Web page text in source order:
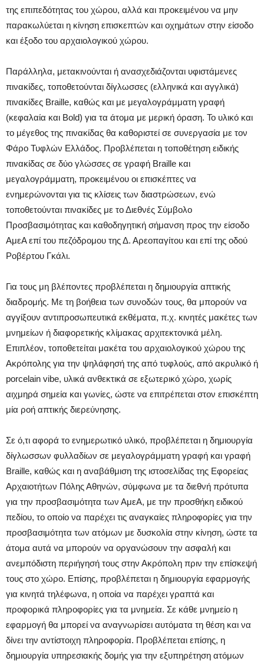
της επιπεδότητας του χώρου, αλλά και προκειμένου να μην
παρακωλύεται η κίνηση επισκεπτών και οχημάτων στην είσοδο
και έξοδο του αρχαιολογικού χώρου.
Παράλληλα, μετακινούνται ή ανασχεδιάζονται υφιστάμενες
πινακίδες, τοποθετούνται δίγλωσσες (ελληνικά και αγγλικά)
πινακίδες Braille, καθώς και με μεγαλογράμματη γραφή
(κεφαλαία και Bold) για τα άτομα με μερική όραση. Το υλικό και
το μέγεθος της πινακίδας θα καθοριστεί σε συνεργασία με τον
Φάρο Τυφλών Ελλάδος. Προβλέπεται η τοποθέτηση ειδικής
πινακίδας σε δύο γλώσσες σε γραφή Braille και
μεγαλογράμματη, προκειμένου οι επισκέπτες να
ενημερώνονται για τις κλίσεις των διαστρώσεων, ενώ
τοποθετούνται πινακίδες με το Διεθνές Σύμβολο
Προσβασιμότητας και καθοδηγητική σήμανση προς την είσοδο
ΑμεΑ επί του πεζόδρομου της Δ. Αρεοπαγίτου και επί της οδού
Ροβέρτου Γκάλι.
Για τους μη βλέποντες προβλέπεται η δημιουργία απτικής
διαδρομής. Με τη βοήθεια των συνοδών τους, θα μπορούν να
αγγίξουν αντιπροσωπευτικά εκθέματα, π.χ. κινητές μακέτες των
μνημείων ή διαφορετικής κλίμακας αρχιτεκτονικά μέλη.
Επιπλέον, τοποθετείται μακέτα του αρχαιολογικού χώρου της
Ακρόπολης για την ψηλάφησή της από τυφλούς, από ακρυλικό ή
porcelain vibe, υλικά ανθεκτικά σε εξωτερικό χώρο, χωρίς
αιχμηρά σημεία και γωνίες, ώστε να επιτρέπεται στον επισκέπτη
μία ροή απτικής διερεύνησης.
Σε ό,τι αφορά το ενημερωτικό υλικό, προβλέπεται η δημιουργία
δίγλωσσων φυλλαδίων σε μεγαλογράμματη γραφή και γραφή
Braille, καθώς και η αναβάθμιση της ιστοσελίδας της Εφορείας
Αρχαιοτήτων Πόλης Αθηνών, σύμφωνα με τα διεθνή πρότυπα
για την προσβασιμότητα των ΑμεΑ, με την προσθήκη ειδικού
πεδίου, το οποίο να παρέχει τις αναγκαίες πληροφορίες για την
προσβασιμότητα των ατόμων με δυσκολία στην κίνηση, ώστε τα
άτομα αυτά να μπορούν να οργανώσουν την ασφαλή και
ανεμπόδιστη περιήγησή τους στην Ακρόπολη πριν την επίσκεψή
τους στο χώρο. Επίσης, προβλέπεται η δημιουργία εφαρμογής
για κινητά τηλέφωνα, η οποία να παρέχει γραπτά και
προφορικά πληροφορίες για τα μνημεία. Σε κάθε μνημείο η
εφαρμογή θα μπορεί να αναγνωρίσει αυτόματα τη θέση και να
δίνει την αντίστοιχη πληροφορία. Προβλέπεται επίσης, η
δημιουργία υπηρεσιακής δομής για την εξυπηρέτηση ατόμων